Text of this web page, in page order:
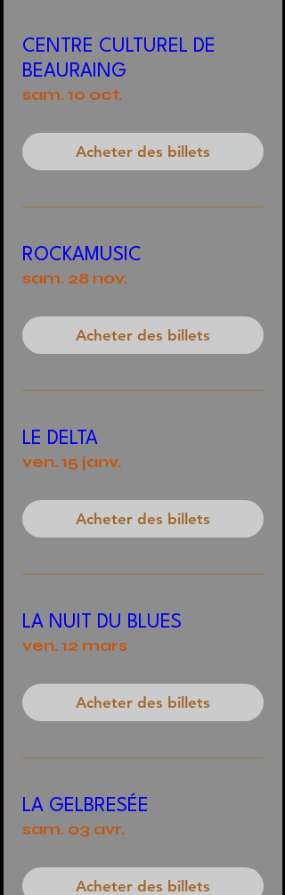
CENTRE CULTUREL DE
BEAURAING
sam. 10 oct.
Acheter des billets
ROCKAMUSIC
sam. 28 nov.
Acheter des billets
LE DELTA
ven. 15 janv.
Acheter des billets
LA NUIT DU BLUES
ven. 12 mars
Acheter des billets
LA GELBRESÉE
sam. 03 avr.
Acheter des billets